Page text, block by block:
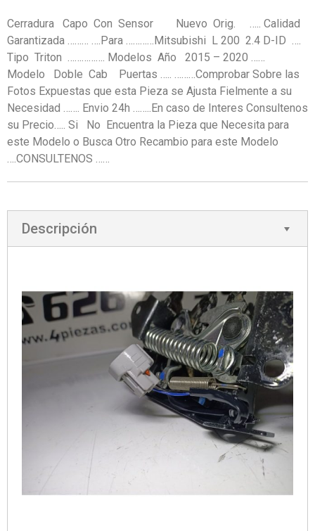
Cerradura Capo Con Sensor Nuevo Orig. ….. Calidad
Garantizada ……… ….Para …………Mitsubishi L 200 2.4 D-ID ….
Tipo Triton ……………. Modelos Año 2015 – 2020 ……
Modelo Doble Cab Puertas ….. ………Comprobar Sobre las
Fotos Expuestas que esta Pieza se Ajusta Fielmente a su
Necesidad ……. Envio 24h ……..En caso de Interes Consultenos
su Precio….. Si No Encuentra la Pieza que Necesita para
este Modelo o Busca Otro Recambio para este Modelo
….CONSULTENOS ……
Descripción